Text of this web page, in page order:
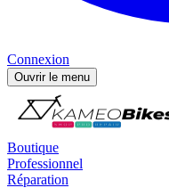
Connexion
Ouvrir le menu
Boutique
Professionnel
Réparation